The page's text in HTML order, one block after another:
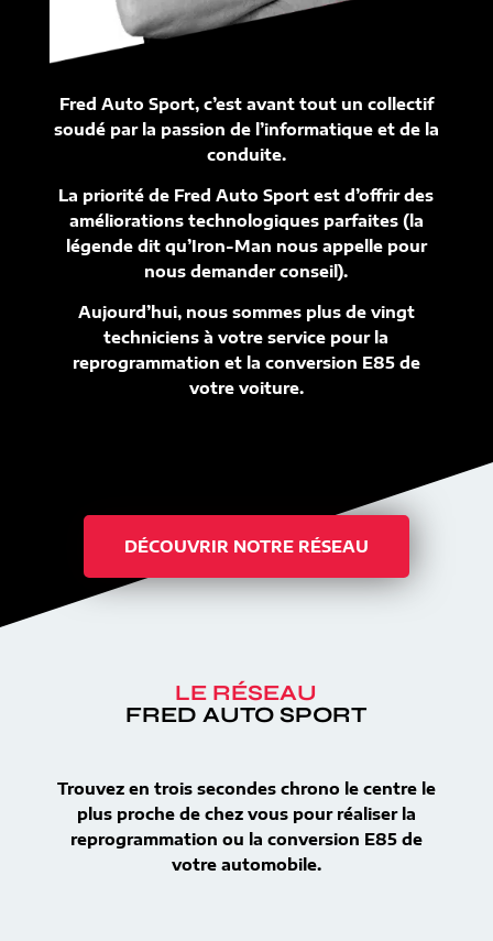
Fred Auto Sport, c’est avant tout un collectif
soudé par la passion de l’informatique et de la
conduite.
La priorité de Fred Auto Sport est d’offrir des
améliorations technologiques parfaites (la
légende dit qu’Iron-Man nous appelle pour
nous demander conseil).
Aujourd’hui, nous sommes plus de vingt
techniciens à votre service pour la
reprogrammation et la conversion E85 de
votre voiture.
DÉCOUVRIR NOTRE RÉSEAU
LE RÉSEAU
FRED AUTO SPORT
Trouvez en trois secondes chrono le centre le
plus proche de chez vous pour réaliser la
reprogrammation ou la conversion E85 de
votre automobile.